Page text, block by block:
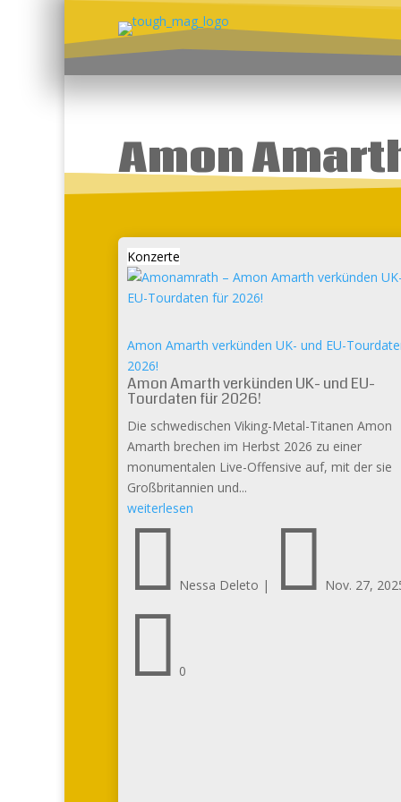
Amon
Konzerte
Amon Amarth verkünden UK- und EU-
2026!
Amon Amarth verkünden UK- und EU-
Tourdaten für 2026!
Die schwedischen Viking-Metal-Titanen Amon
Amarth brechen im Herbst 2026 zu einer
monumentalen Live-Offensive auf, mit der sie
Großbritannien und...
weiterlesen
 Nessa Deleto |  Nov. 27,
 0